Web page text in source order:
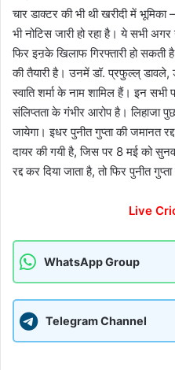
चार डाक्टर की भी थी खरीदी में
भी नोटिस जारी हो रहा है। ये सभी
फिर इऩके खिलाफ गिरफ्तारी हो
की तैयारी है। उनमें डॉ. प्रफुल्ल्
स्वाति शर्मा के नाम शामिल हैं। इन
संलिप्तता के गंभीर आरोप है। लिहाजा
जायेगा। इधर पुनीत गुप्ता की जमानत
दायर की गयी है, जिस पर 8 मई को
रद्द कर दिया जाता है, तो फिर पुनीत
Live
WhatsApp Group
Telegram Channel